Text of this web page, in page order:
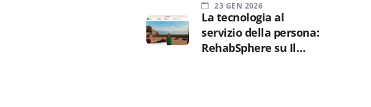
23 GEN 2026
La tecnologia al
servizio della persona:
RehabSphere su Il